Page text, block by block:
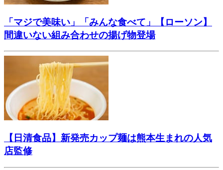
「マジで美味い」「みんな食べて」【ローソン】
間違いない組み合わせの揚げ物登場
【日清食品】新発売カップ麺は熊本生まれの人気
店監修